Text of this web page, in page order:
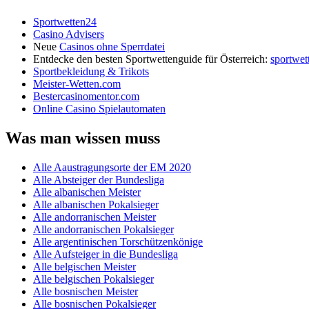
Sportwetten24
Casino Advisers
Neue Casinos ohne Sperrdatei
Entdecke den besten Sportwettenguide für Österreich:
Sportbekleidung & Trikots
Meister-Wetten.com
Bestercasinomentor.com
Online Casino Spielautomaten
Was man wissen muss
Alle Aaustragungsorte der EM 2020
Alle Absteiger der Bundesliga
Alle albanischen Meister
Alle albanischen Pokalsieger
Alle andorranischen Meister
Alle andorranischen Pokalsieger
Alle argentinischen Torschützenkönige
Alle Aufsteiger in die Bundesliga
Alle belgischen Meister
Alle belgischen Pokalsieger
Alle bosnischen Meister
Alle bosnischen Pokalsieger